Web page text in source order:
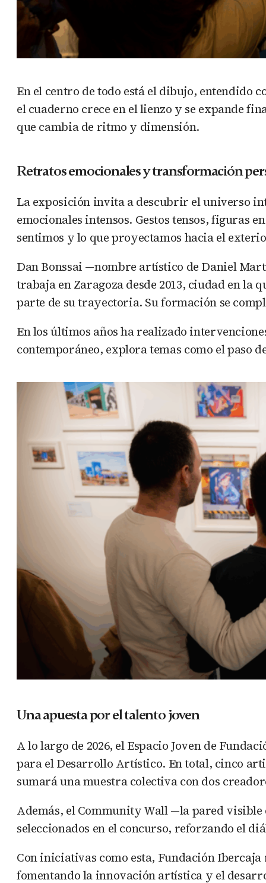
En el centro de todo está el dibujo, entendido
el cuaderno crece en el lienzo y se expande
que cambia de ritmo y dimensión.
Retratos emocionales y transformación
La exposición invita a descubrir el universo
emocionales intensos. Gestos tensos, figuras
sentimos y lo que proyectamos hacia el
Dan Bonssai —nombre artístico de Daniel
trabaja en Zaragoza desde 2013, ciudad en la
parte de su trayectoria. Su formación se
En los últimos años ha realizado
contemporáneo, explora temas como el paso
Una apuesta por el talento joven
A lo largo de 2026, el Espacio Joven de
para el Desarrollo Artístico. En total, cinco
sumará una muestra colectiva con dos
Además, el Community Wall —la pared
seleccionados en el concurso, reforzando el
Con iniciativas como esta, Fundación
fomentando la innovación artística y el